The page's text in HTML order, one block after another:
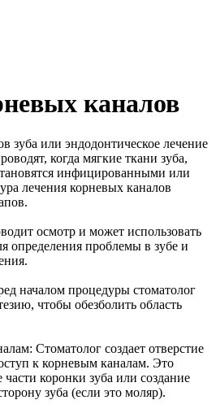
каналов
зуба или эндодонтическое лечение
когда мягкие ткани зуба,
инфицированными или
лечения корневых каналов
осмотр и может использовать
определения проблемы в зубе и
началом процедуры стоматолог
чтобы обезболить область
Стоматолог создает отверстие
к корневым каналам. Это
коронки зуба или создание
зуба (если это моляр).